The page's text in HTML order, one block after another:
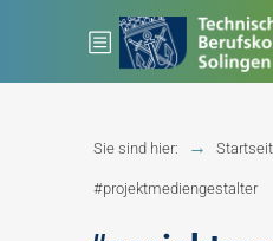
Sie sind hier:
#projektmediengestalter